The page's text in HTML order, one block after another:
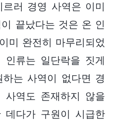
러 경영 사역은 이미
끝났다는 것은 온 인
미 완전히 마무리되었
인류는 일단락을 짓게
는 사역이 없다면 경
역도 존재하지 않을
데다가 구원이 시급한